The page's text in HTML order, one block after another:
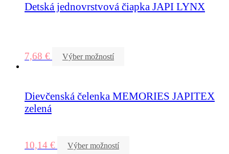
Detská jednovrstvová čiapka JAPI LYNX
7,68 € Výber možností
Dievčenská čelenka MEMORIES JAPITEX
zelená
10,14 € Výber možností